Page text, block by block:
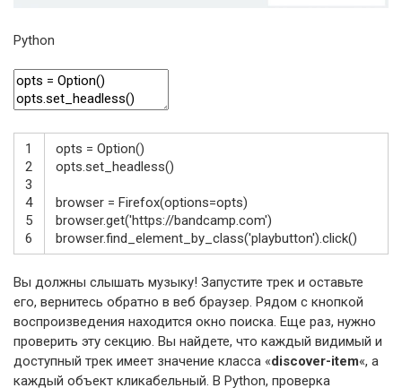
Python
1
2
3
4
5
6
opts = Option()
opts.set_headless()
browser = Firefox(options=opts)
browser.get('https://bandcamp.com')
browser.find_element_by_class('playbutton').click()
Вы должны слышать музыку! Запустите трек и оставьте
его, вернитесь обратно в веб браузер. Рядом с кнопкой
воспроизведения находится окно поиска. Еще раз, нужно
проверить эту секцию. Вы найдете, что каждый видимый и
доступный трек имеет значение класса «discover-item«, а
каждый объект кликабельный. В Python, проверка